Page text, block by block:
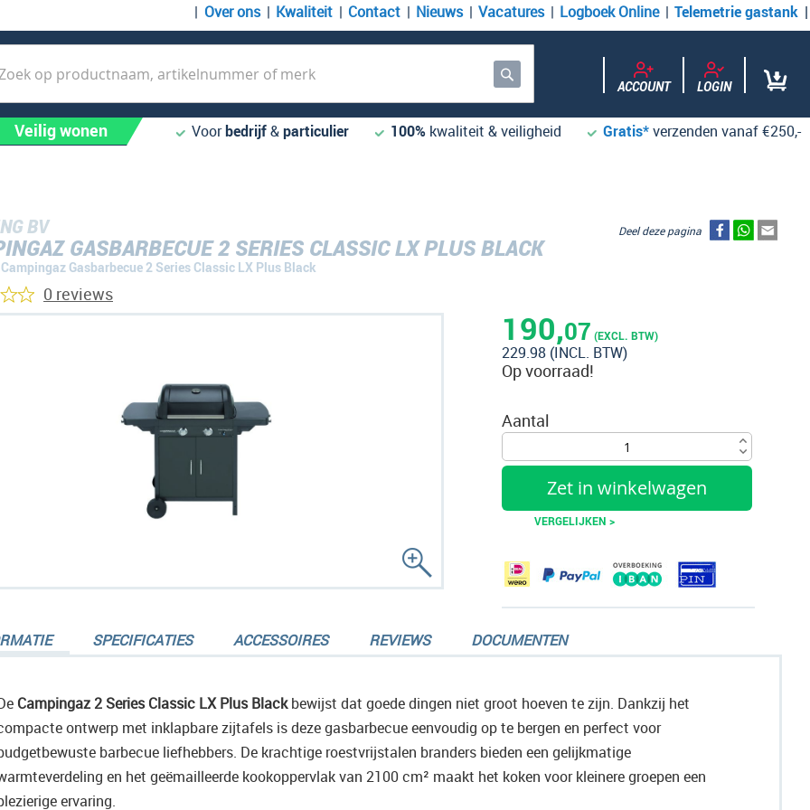
Over ons Kwaliteit Contact Nieuws Vacatures Logboek Online Telemetrie gastank
Zoek ACCOUNT LOGIN
Veilig wonen Voorbedrijf&particulier 100% kwaliteit & veiligheid Gratis*verzenden vanaf €250,-
BV
GASBARBECUE 2 SERIES CLASSIC LX PLUS BLACK
Campingaz Gasbarbecue 2 Series Classic LX Plus Black
190,07 (EXCL. BTW)
229.98 (INCL. BTW)
Op voorraad!
Aantal
Zet in winkelwagen
VERGELIJKEN >
Deel deze pagina
0 reviews
Campingaz 2 Series Classic LX Plus Blackbewijst dat goede dingen niet groot hoeven te zijn. Dankzij het
ontwerp met inklapbare zijtafels is deze gasbarbecue eenvoudig op te bergen en perfect voor
barbecue liefhebbers. De krachtige roestvrijstalen branders bieden een gelijkmatige
en het geëmailleerde kookoppervlak van 2100 cm² maakt het koken voor kleinere groepen een
ervaring.
SPECIFICATIES ACCESSOIRES REVIEWS DOCUMENTEN